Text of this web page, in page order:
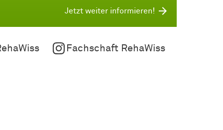
Jetzt weiter informieren!
Fachschaft RehaWiss